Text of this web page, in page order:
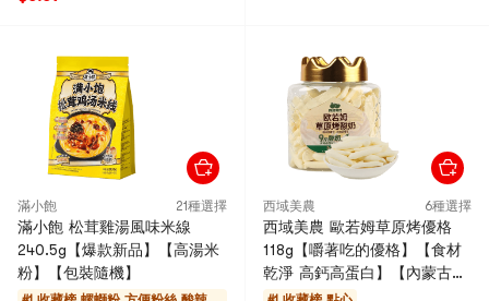
滿小飽 21種選擇
滿小飽 松茸雞湯風味米線
240.5g【爆款新品】【高湯米
粉】【包裝隨機】
西域美農 6種選擇
西域美農 歐若姆草原烤優格
118g【嚼著吃的優格】【食材
乾淨 高鈣高蛋白】【內蒙古特
產】【包裝隨機發】